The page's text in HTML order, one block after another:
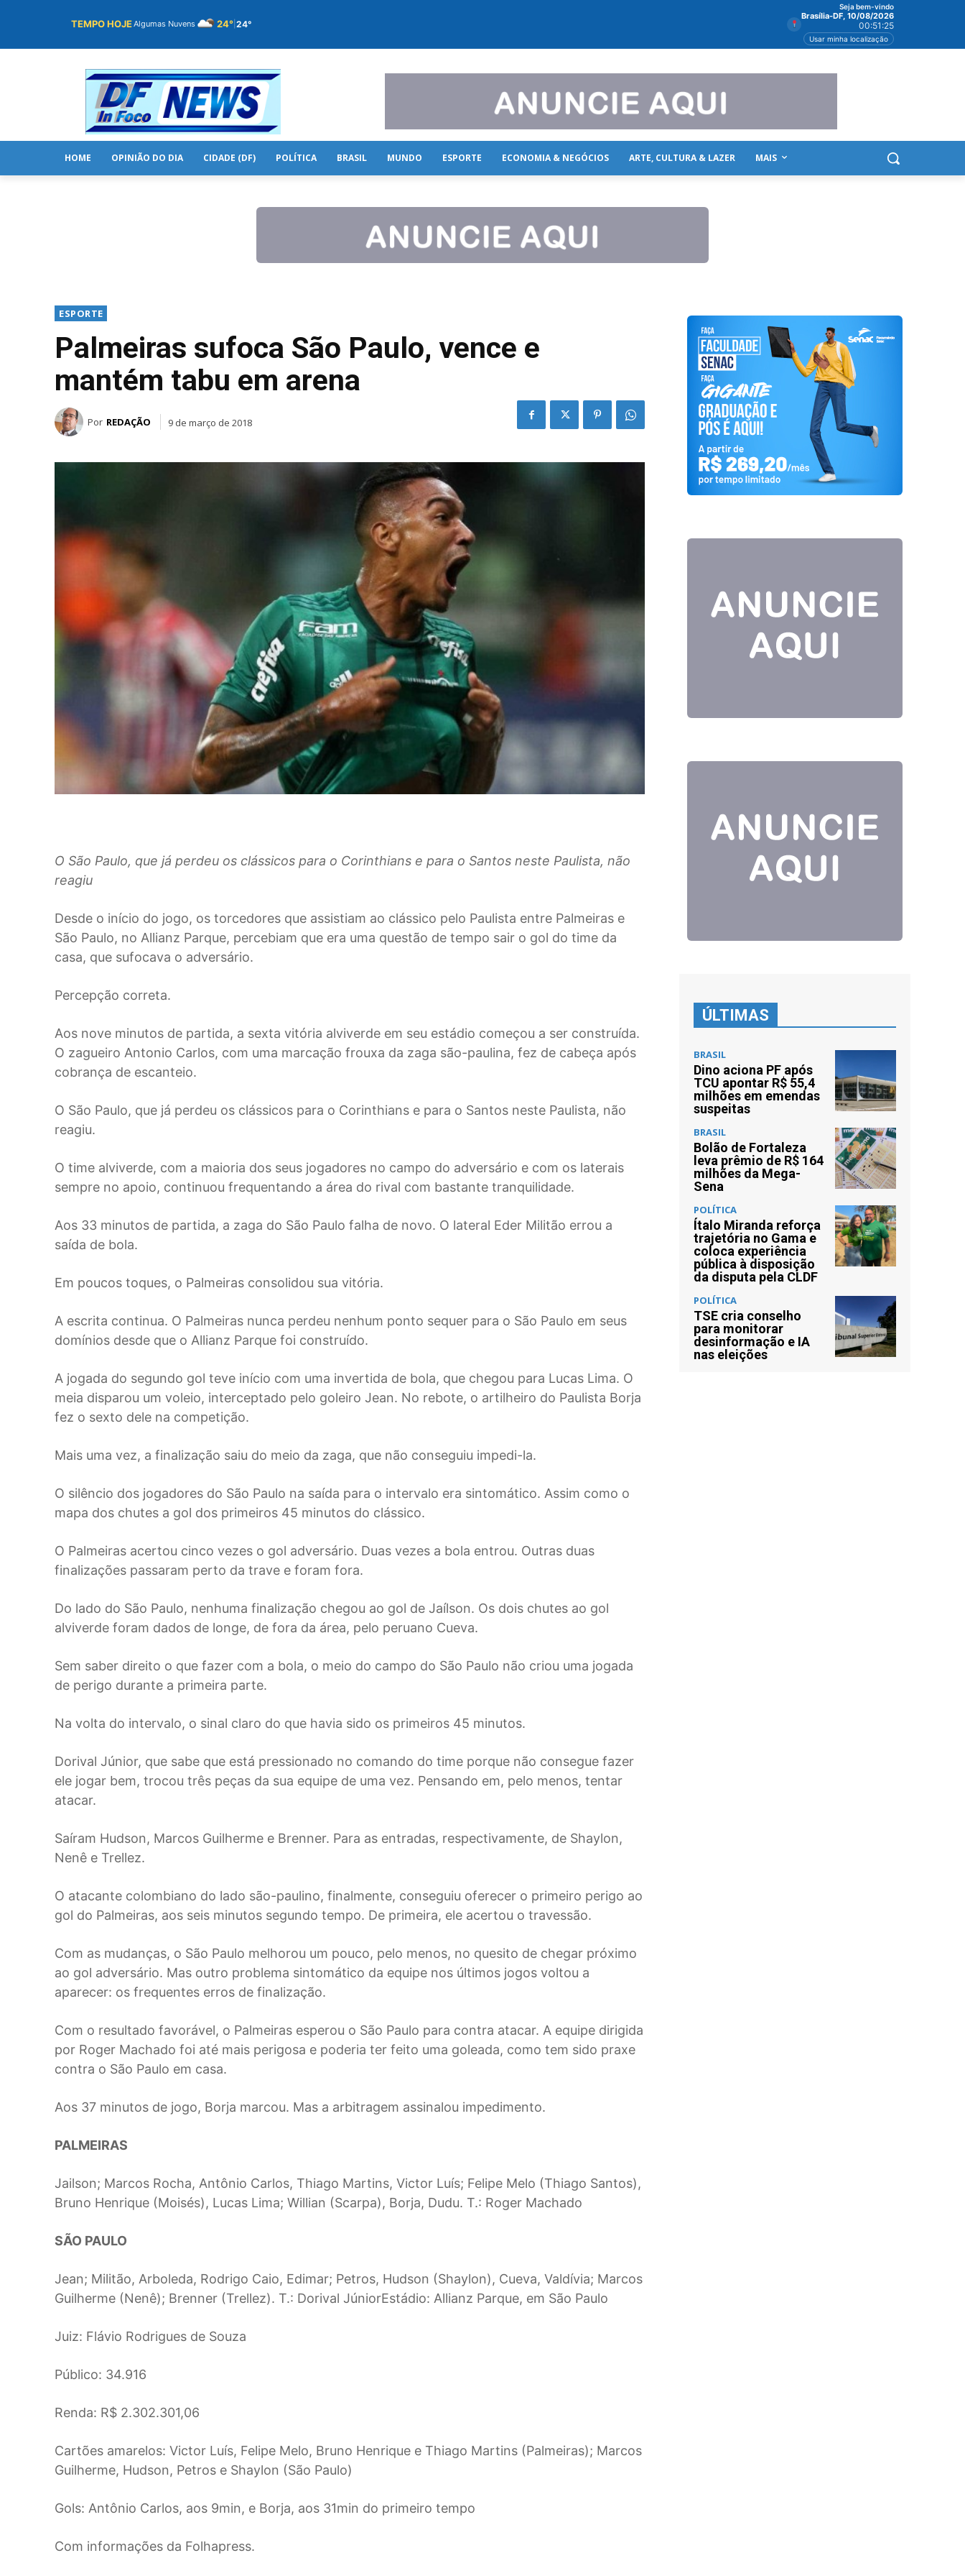
TEMPO HOJEAlgumas Nuvens 24° 24°
Seja bem-vindo
Brasília-DF, 10/08/2026
00:51:26
Usar minha localização
HOME OPINIÃO DO DIA CIDADE (DF) POLÍTICA BRASIL MUNDO ESPORTE ECONOMIA & NEGÓCIOS ARTE, CULTURA & LAZER MAIS
ESPORTE
Palmeiras sufoca São Paulo, vence e
mantém tabu em arena
Por REDAÇÃO 9 de março de 2018
O São Paulo, que já perdeu os clássicos para o Corinthians e para o Santos neste Paulista, não
reagiu
Desde o início do jogo, os torcedores que assistiam ao clássico pelo Paulista entre Palmeiras e
São Paulo, no Allianz Parque, percebiam que era uma questão de tempo sair o gol do time da
casa, que sufocava o adversário.
Percepção correta.
Aos nove minutos de partida, a sexta vitória alviverde em seu estádio começou a ser construída.
O zagueiro Antonio Carlos, com uma marcação frouxa da zaga são-paulina, fez de cabeça após
cobrança de escanteio.
O São Paulo, que já perdeu os clássicos para o Corinthians e para o Santos neste Paulista, não
reagiu.
O time alviverde, com a maioria dos seus jogadores no campo do adversário e com os laterais
sempre no apoio, continuou frequentando a área do rival com bastante tranquilidade.
Aos 33 minutos de partida, a zaga do São Paulo falha de novo. O lateral Eder Militão errou a
saída de bola.
Em poucos toques, o Palmeiras consolidou sua vitória.
A escrita continua. O Palmeiras nunca perdeu nenhum ponto sequer para o São Paulo em seus
domínios desde que o Allianz Parque foi construído.
A jogada do segundo gol teve início com uma invertida de bola, que chegou para Lucas Lima. O
meia disparou um voleio, interceptado pelo goleiro Jean. No rebote, o artilheiro do Paulista Borja
fez o sexto dele na competição.
Mais uma vez, a finalização saiu do meio da zaga, que não conseguiu impedi-la.
O silêncio dos jogadores do São Paulo na saída para o intervalo era sintomático. Assim como o
mapa dos chutes a gol dos primeiros 45 minutos do clássico.
O Palmeiras acertou cinco vezes o gol adversário. Duas vezes a bola entrou. Outras duas
finalizações passaram perto da trave e foram fora.
Do lado do São Paulo, nenhuma finalização chegou ao gol de Jaílson. Os dois chutes ao gol
alviverde foram dados de longe, de fora da área, pelo peruano Cueva.
Sem saber direito o que fazer com a bola, o meio do campo do São Paulo não criou uma jogada
de perigo durante a primeira parte.
Na volta do intervalo, o sinal claro do que havia sido os primeiros 45 minutos.
Dorival Júnior, que sabe que está pressionado no comando do time porque não consegue fazer
ele jogar bem, trocou três peças da sua equipe de uma vez. Pensando em, pelo menos, tentar
atacar.
Saíram Hudson, Marcos Guilherme e Brenner. Para as entradas, respectivamente, de Shaylon,
Nenê e Trellez.
O atacante colombiano do lado são-paulino, finalmente, conseguiu oferecer o primeiro perigo ao
gol do Palmeiras, aos seis minutos segundo tempo. De primeira, ele acertou o travessão.
Com as mudanças, o São Paulo melhorou um pouco, pelo menos, no quesito de chegar próximo
ao gol adversário. Mas outro problema sintomático da equipe nos últimos jogos voltou a
aparecer: os frequentes erros de finalização.
Com o resultado favorável, o Palmeiras esperou o São Paulo para contra atacar. A equipe dirigida
por Roger Machado foi até mais perigosa e poderia ter feito uma goleada, como tem sido praxe
contra o São Paulo em casa.
Aos 37 minutos de jogo, Borja marcou. Mas a arbitragem assinalou impedimento.
PALMEIRAS
Jailson; Marcos Rocha, Antônio Carlos, Thiago Martins, Victor Luís; Felipe Melo (Thiago Santos),
Bruno Henrique (Moisés), Lucas Lima; Willian (Scarpa), Borja, Dudu. T.: Roger Machado
SÃO PAULO
Jean; Militão, Arboleda, Rodrigo Caio, Edimar; Petros, Hudson (Shaylon), Cueva, Valdívia; Marcos
Guilherme (Nenê); Brenner (Trellez). T.: Dorival JúniorEstádio: Allianz Parque, em São Paulo
Juiz: Flávio Rodrigues de Souza
Público: 34.916
Renda: R$ 2.302.301,06
Cartões amarelos: Victor Luís, Felipe Melo, Bruno Henrique e Thiago Martins (Palmeiras); Marcos
Guilherme, Hudson, Petros e Shaylon (São Paulo)
Gols: Antônio Carlos, aos 9min, e Borja, aos 31min do primeiro tempo
Com informações da Folhapress.
ÚLTIMAS
BRASIL
Dino aciona PF após
TCU apontar R$ 55,4
milhões em emendas
suspeitas
BRASIL
Bolão de Fortaleza
leva prêmio de R$ 164
milhões da Mega-
Sena
POLÍTICA
Ítalo Miranda reforça
trajetória no Gama e
coloca experiência
pública à disposição
da disputa pela CLDF
POLÍTICA
TSE cria conselho
para monitorar
desinformação e IA
nas eleições